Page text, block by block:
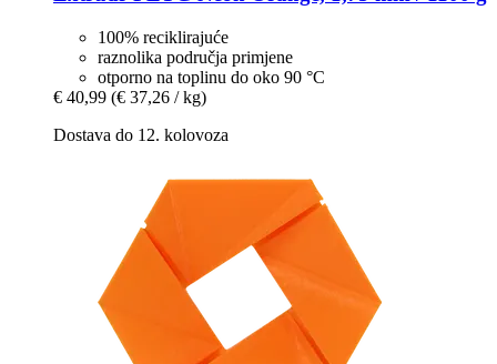
100% reciklirajuće
raznolika područja primjene
otporno na toplinu do oko 90 °C
€ 40,99 (€ 37,26 / kg)
Dostava do 12. kolovoza